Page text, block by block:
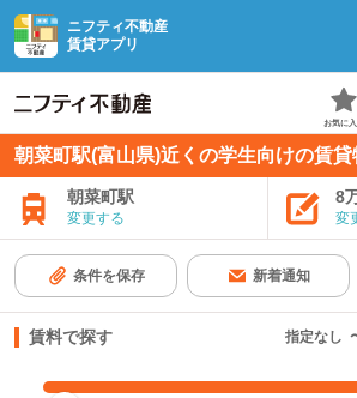
ニフティ不動産
賃貸アプリ
お気に
朝菜町駅(富山県)近くの学生向けの賃
朝菜町駅
変更する
8
変
条件を保存 新着通知
賃料で探す 指定なし